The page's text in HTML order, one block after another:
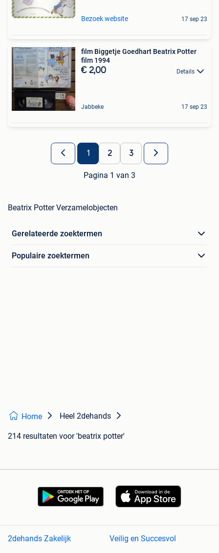
Bezoek website 17 sep 23
film Biggetje Goedhart Beatrix Potter
film 1994
€ 2,00 Details
Jabbeke 17 sep 23
1 2 3
Pagina 1 van 3
Beatrix Potter Verzamelobjecten
Gerelateerde zoektermen
Populaire zoektermen
Home Heel 2dehands
214 resultaten voor 'beatrix potter'
2dehands Zakelijk
Veilig en Succesvol